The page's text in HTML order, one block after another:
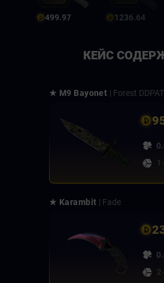
499.97 1236.64
КЕЙС
★ M9 Bayonet | Forest DDPAT
1
★ Karambit | Fade
2